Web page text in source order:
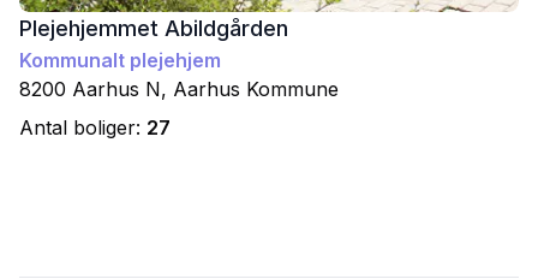
Plejehjemmet Abildgården
Kommunalt plejehjem
8200 Aarhus N, Aarhus Kommune
Antal boliger: 27